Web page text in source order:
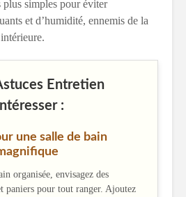
plus simples pour éviter
et d’humidité, ennemis de la
Entretien
:
une salle de bain
organisée, envisagez des
paniers pour tout ranger. Ajoutez